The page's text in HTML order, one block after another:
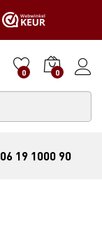
0 0
06 19 1000 90